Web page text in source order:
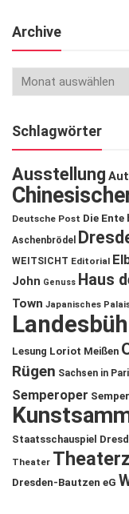
Archive
Schlagwörter
Ausstellung
Deutsche Post Die
Aschenbrödel
WEITSICHT Editorial
John Genuss Haus
Town Japanisches
Lesung Loriot Meißen
Rügen Sachsen in
Semperoper
Staatsschauspiel
Theater
Dresden-Bautzen eG